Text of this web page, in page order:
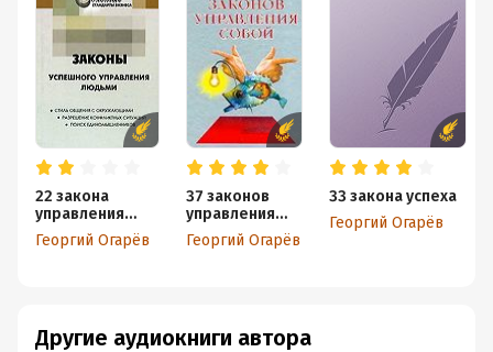
22 закона
управления
людьми
Георгий Огарёв
37 законов
управления
собой
Георгий Огарёв
33 закона успеха
Георгий Огарёв
Другие аудиокниги автора